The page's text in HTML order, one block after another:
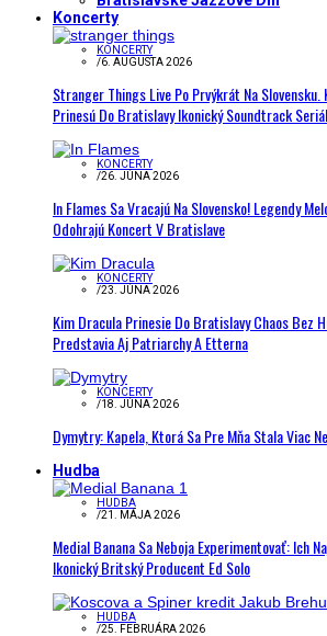
Koncerty
KONCERTY
/6. AUGUSTA 2026
Stranger Things Live Po Prvýkrát Na Slovensku.
Prinesú Do Bratislavy Ikonický Soundtrack
KONCERTY
/26. JÚNA 2026
In Flames Sa Vracajú Na Slovensko! Legendy
Odohrajú Koncert V Bratislave
KONCERTY
/23. JÚNA 2026
Kim Dracula Prinesie Do Bratislavy Chaos Bez
Predstavia Aj Patriarchy A Etterna
KONCERTY
/18. JÚNA 2026
Dymytry: Kapela, Ktorá Sa Pre Mňa Stala Viac
Hudba
HUDBA
/21. MÁJA 2026
Medial Banana Sa Neboja Experimentovať: Ich
Ikonický Britský Producent Ed Solo
HUDBA
/25. FEBRUÁRA 2026